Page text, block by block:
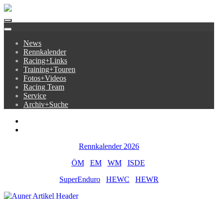
News
Rennkalender
Racing+Links
Training+Touren
Fotos+Videos
Racing Team
Service
Archiv+Suche
Rennkalender 2026
ÖM
EM WM
ISDE
SuperEnduro
HEWC HEWR